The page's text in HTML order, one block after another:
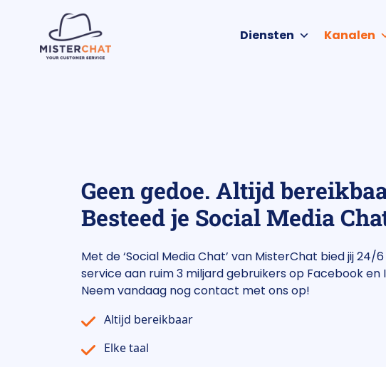
Diensten Kanalen
Geen gedoe. Altijd
Besteed je Social Media
Met de ‘Social Media Chat’ van MisterChat bied jij 24/
service aan ruim 3 miljard gebruikers op Facebook en
Neem vandaag nog contact met ons op!
Altijd bereikbaar
Elke taal